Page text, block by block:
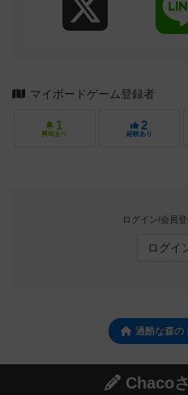
マイボードゲーム登録者
1
興味あり
2
経験あり
ログイン/会員
ログイ
過酷な森の
Chaco